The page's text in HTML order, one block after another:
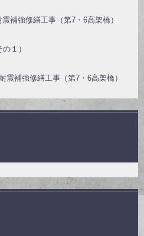
補強修繕工事（第7・6高架橋）
１）
震補強修繕工事（第7・6高架橋）